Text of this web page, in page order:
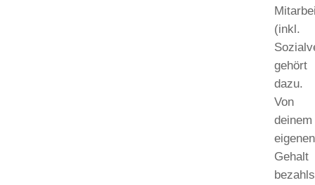
(inkl.
gehört
dazu.
Von
deinem
eigenen
Gehalt